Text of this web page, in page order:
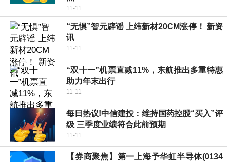
11-11
“无惧”智元辟谣 上纬新材20CM涨停！ 新资
讯
11-11
“双十一”机票直减11%，东航推出多重特惠
助力年末出行
11-11
每日热议!中信建投：维持国药控股“买入”评
级 三季度业绩符合此前预期
11-11
【券商聚焦】第一上海予华虹半导体(0134